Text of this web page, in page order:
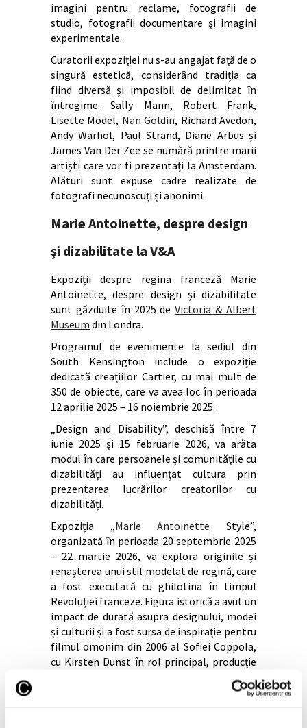
imagini pentru reclame, fotografii de
studio, fotografii documentare și imagini
experimentale.
Curatorii expoziției nu s-au angajat față de o
singură estetică, considerând tradiția ca
fiind diversă și imposibil de delimitat în
întregime. Sally Mann, Robert Frank,
Lisette Model, Nan Goldin, Richard Avedon,
Andy Warhol, Paul Strand, Diane Arbus și
James Van Der Zee se numără printre marii
artiști care vor fi prezentați la Amsterdam.
Alături sunt expuse cadre realizate de
fotografi necunoscuți și anonimi.
Marie Antoinette, despre design
și dizabilitate la V&A
Expoziții despre regina franceză Marie
Antoinette, despre design și dizabilitate
sunt găzduite în 2025 deVictoria & Albert
Museum din Londra.
Programul de evenimente la sediul din
South Kensington include o expoziție
dedicată creațiilor Cartier, cu mai mult de
350 de obiecte, care va avea loc în perioada
12 aprilie 2025 – 16 noiembrie 2025.
„Design and Disability”, deschisă între 7
iunie 2025 și 15 februarie 2026, va arăta
modul în care persoanele și comunitățile cu
dizabilități au influențat cultura prin
prezentarea lucrărilor creatorilor cu
dizabilități.
Expoziția „Marie Antoinette Style”,
organizată în perioada 20 septembrie 2025
– 22 martie 2026, va explora originile și
renașterea unui stil modelat de regină, care
a fost executată cu ghilotina în timpul
Revoluției franceze. Figura istorică a avut un
impact de durată asupra designului, modei
și culturii și a fost sursa de inspirație pentru
filmul omonim din 2006 al Sofiei Coppola,
cu Kirsten Dunst în rol principal, producție
care a câștigat un Oscar pentru designul